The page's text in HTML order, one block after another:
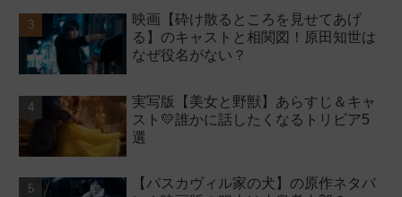
映画【砕け散るところを見せてあげ
る】のキャストと相関図！原田知世は
なぜ役名がない？
実写版【美女と野獣】あらすじ＆キャ
スト💛誰かに話したくなるトリビア5
選
【バスカヴィル家の犬】の原作ネタバ